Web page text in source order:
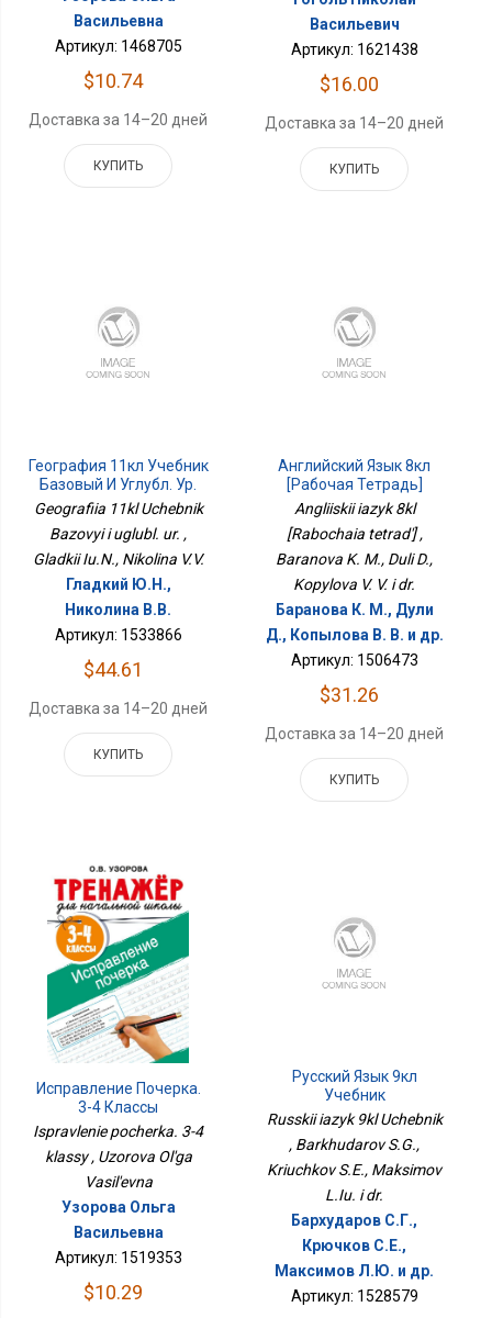
Васильевна
Артикул: 1468705
$10.74
Доставка за 14–20 дней
КУПИТЬ
Васильевич
Артикул: 1621438
$16.00
Доставка за 14–20 дней
КУПИТЬ
География 11кл Учебник
Базовый И Углубл. Ур.
Geografiia 11kl Uchebnik
Bazovyi i uglubl. ur. ,
Gladkii Iu.N., Nikolina V.V.
Гладкий Ю.Н.,
Николина В.В.
Артикул: 1533866
$44.61
Доставка за 14–20 дней
КУПИТЬ
Английский Язык 8кл
[Рабочая Тетрадь]
Angliiskii iazyk 8kl
[Rabochaia tetrad'] ,
Baranova K. M., Duli D.,
Kopylova V. V. i dr.
Баранова К. М., Дули
Д., Копылова В. В. и др.
Артикул: 1506473
$31.26
Доставка за 14–20 дней
КУПИТЬ
Исправление Почерка.
3-4 Классы
Ispravlenie pocherka. 3-4
klassy , Uzorova Ol'ga
Vasil'evna
Узорова Ольга
Васильевна
Артикул: 1519353
$10.29
Русский Язык 9кл
Учебник
Russkii iazyk 9kl Uchebnik
, Barkhudarov S.G.,
Kriuchkov S.E., Maksimov
L.Iu. i dr.
Бархударов С.Г.,
Крючков С.Е.,
Максимов Л.Ю. и др.
Артикул: 1528579